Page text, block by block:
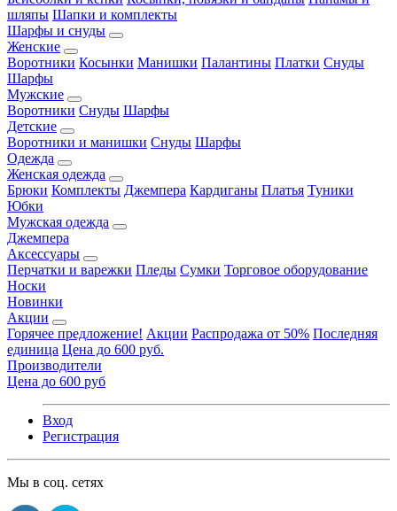
шляпы Шапки и комплекты
Шарфы и снуды
Женские
Воротники Косынки Манишки Палантины Платки Снуды
Шарфы
Мужские
Воротники Снуды Шарфы
Детские
Воротники и манишки Снуды Шарфы
Одежда
Женская одежда
Брюки Комплекты Джемпера Кардиганы Платья Туники
Юбки
Мужская одежда
Джемпера
Аксессуары
Перчатки и варежки Пледы Сумки Торговое оборудование
Носки
Новинки
Акции
Горячее предложение! Акции Распродажа от 50% Последняя
единица Цена до 600 руб.
Производители
Цена до 600 руб
Вход
Регистрация
Мы в соц. сетях